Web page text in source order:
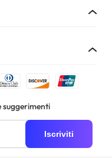
suggerimenti
Iscriviti